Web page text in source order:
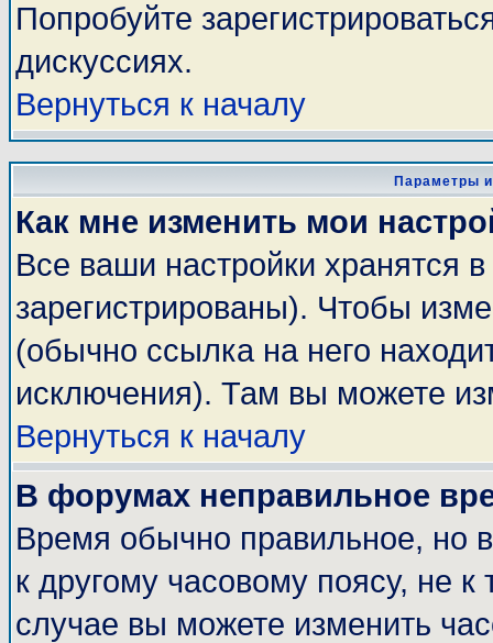
Попробуйте
дискуссиях.
Вернуться к началу
Параметры
Как мне изменить мои
Все ваши настройки хранятся
зарегистрированы). Чтобы
(обычно ссылка на него
исключения). Там вы можете
Вернуться к началу
В форумах неправильное
Время обычно правильное, но
к другому часовому поясу, не
случае вы можете изменить